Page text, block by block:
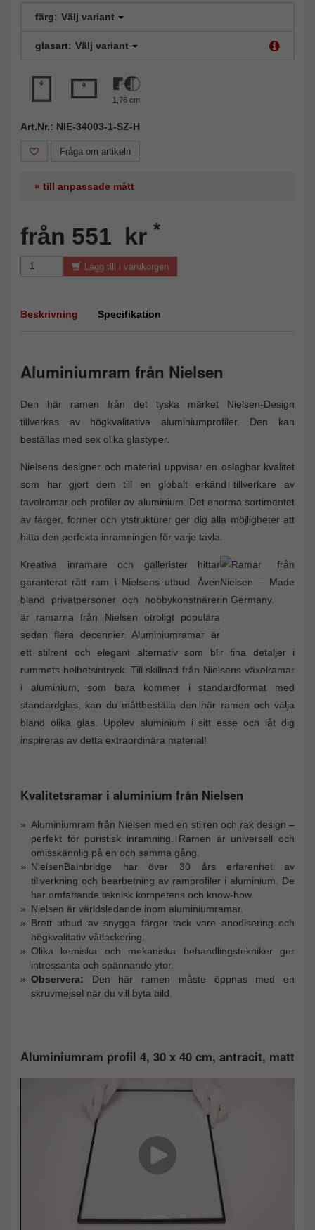
färg: Välj variant
glasart: Välj variant
1,76 cm
Art.Nr.: NIE-34003-1-SZ-H
Fråga om artikeln
» till anpassade mått
från 551 kr *
Lägg till i varukorgen
Beskrivning Specifikation
Aluminiumram från Nielsen
Den här ramen från det tyska märket Nielsen-Design
tillverkas av högkvalitativa aluminiumprofiler. Den kan
beställas med sex olika glastyper.
Nielsens designer och material uppvisar en oslagbar kvalitet
som har gjort dem till en globalt erkänd tillverkare av
tavelramar och profiler av aluminium. Det enorma sortimentet
av färger, former och ytstrukturer ger dig alla möjligheter att
hitta den perfekta inramningen för varje tavla.
Kreativa inramare och gallerister hittar
garanterat rätt ram i Nielsens utbud. Även
bland privatpersoner och hobbykonstnärer
är ramarna från Nielsen otroligt populära
sedan flera decennier. Aluminiumramar är
ett stilrent och elegant alternativ som blir fina detaljer i
rummets helhetsintryck. Till skillnad från Nielsens växelramar
i aluminium, som bara kommer i standardformat med
standardglas, kan du måttbeställa den här ramen och välja
bland olika glas. Upplev aluminium i sitt esse och låt dig
inspireras av detta extraordinära material!
Kvalitetsramar i aluminium från Nielsen
Aluminiumram från Nielsen med en stilren och rak design –
perfekt för puristisk inramning. Ramen är universell och
omisskännlig på en och samma gång.
NielsenBainbridge har över 30 års erfarenhet av
tillverkning och bearbetning av ramprofiler i aluminium. De
har omfattande teknisk kompetens och know-how.
Nielsen är världsledande inom aluminiumramar.
Brett utbud av snygga färger tack vare anodisering och
högkvalitativ våtlackering.
Olika kemiska och mekaniska behandlingstekniker ger
intressanta och spännande ytor.
Observera: Den här ramen måste öppnas med en
skruvmejsel när du vill byta bild.
Aluminiumram profil 4, 30 x 40 cm, antracit, matt